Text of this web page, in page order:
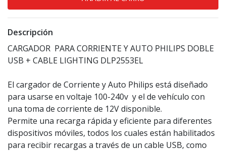
Descripción
CARGADOR PARA CORRIENTE Y AUTO PHILIPS DOBLE
USB + CABLE LIGHTING DLP2553EL
El cargador de Corriente y Auto Philips está diseñado
para usarse en voltaje 100-240v y el de vehículo con
una toma de corriente de 12V disponible.
Permite una recarga rápida y eficiente para diferentes
dispositivos móviles, todos los cuales están habilitados
para recibir recargas a través de un cable USB, como